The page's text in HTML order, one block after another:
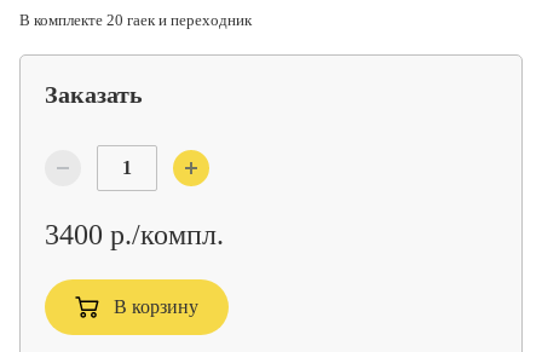
В комплекте 20 гаек и переходник
Заказать
3400 р./компл.
В корзину